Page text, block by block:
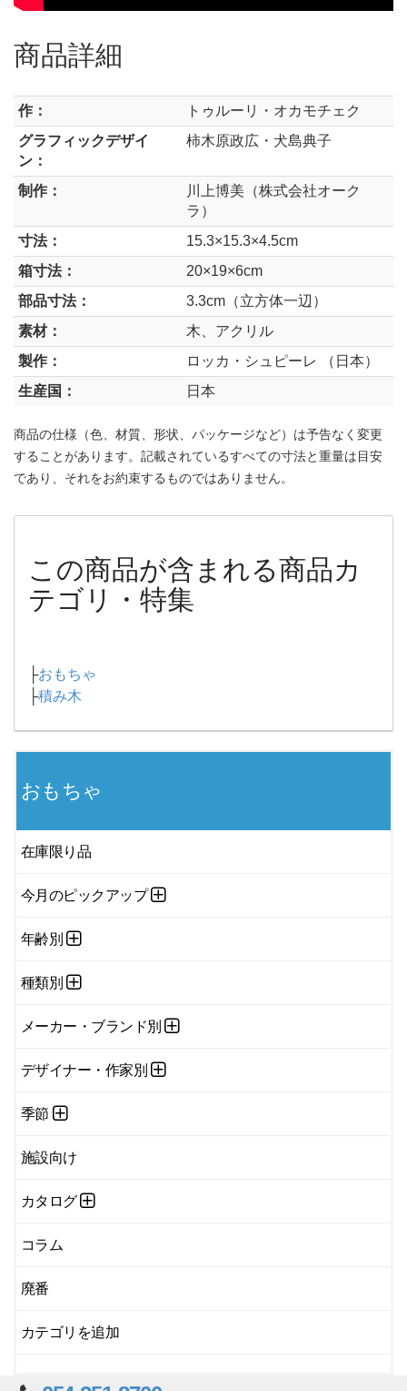
商品詳細
作：
トゥルーリ・オカモチェク
グラフィックデザイ
ン：
柿木原政広・犬島典子
制作：
川上博美（株式会社オーク
ラ）
寸法：
15.3×15.3×4.5cm
箱寸法：
20×19×6cm
部品寸法：
3.3cm（立方体一辺）
素材：
木、アクリル
製作：
ロッカ・シュピーレ （日本）
生産国：
日本
商品の仕様（色、材質、形状、パッケージなど）は予告なく変更
することがあります。記載されているすべての寸法と重量は目安
であり、それをお約束するものではありません。
この商品が含まれる商品カ
テゴリ・特集
├おもちゃ
├積み木
おもちゃ
在庫限り品
今月のピックアップ
年齢別
種類別
メーカー・ブランド別
デザイナー・作家別
季節
施設向け
カタログ
コラム
廃番
カテゴリを追加